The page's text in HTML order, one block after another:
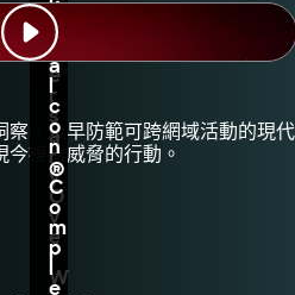
作
方
式
A
d
v
e
r
s
a
r
y
O
v
e
r
W
e
F
a
l
c
o
n
®
C
o
m
p
l
e
察，及早防範可跨網域活動的現代
複雜威脅的行動。